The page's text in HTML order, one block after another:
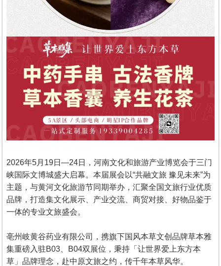
2026年5月19日—24日，河南文化和旅游产业博览会于三门
峡国际文博城盛大启幕。本届展会以“共融文旅 豫见未来”为
主题，与黄河文化旅游节同期举办，汇聚全国文旅行业优质
品牌，打造集文化展示、产业交流、商贸对接、好物品鉴于
一体的专业文旅盛会。
亳州岐黄谷药业有限公司，携旗下国风本草文创品牌草本雅
集重磅入驻B03、B04双展位，秉持「让世界爱上东方本
草」品牌理念，赴中原文旅之约，传千年本草风华。